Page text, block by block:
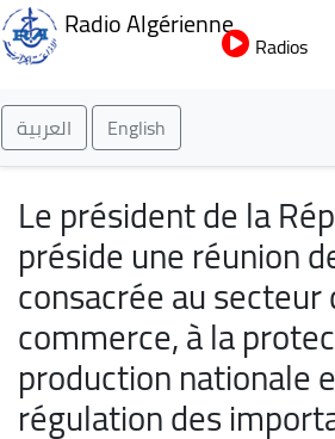
au
Radio Algérienne
Radios
العربية English
Le président de la
préside une réunion
consacrée au secteur
commerce, à la
production nationale
régulation des